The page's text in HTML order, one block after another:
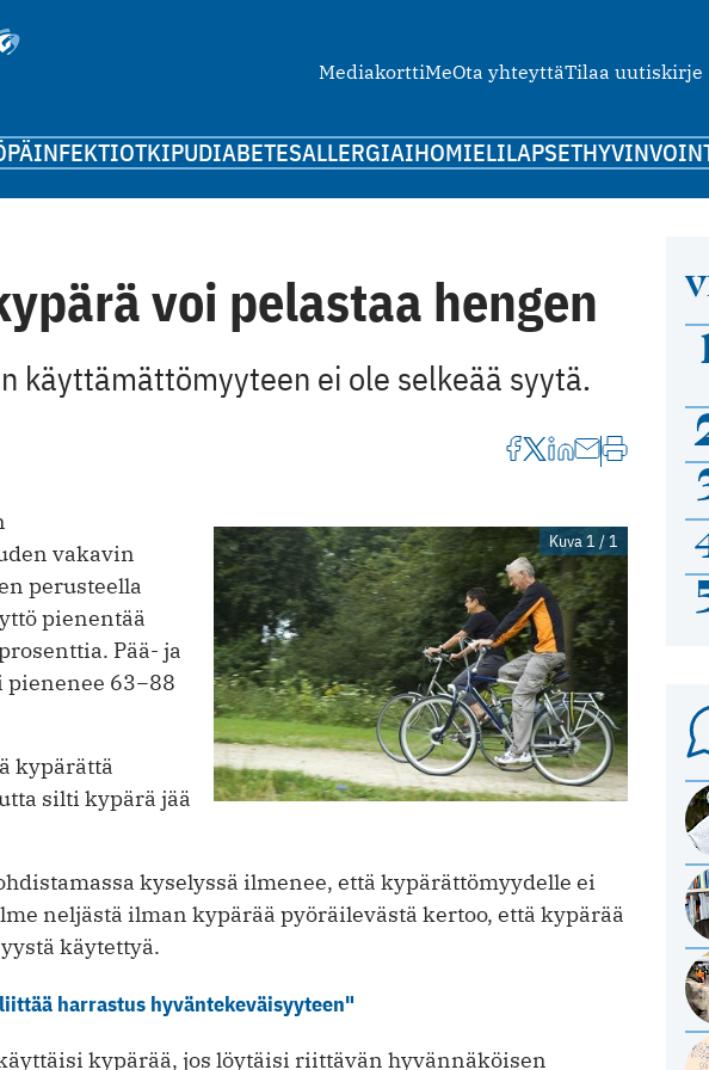
MediakorttiMeOta yhteyttäTilaa uutiskirje
INFEKTIOTKIPUDIABETESALLERGIAIHOMIELILAPSET
voi pelastaa hengen
käyttämättömyyteen ei ole selkeää syytä.
Kuva 1 / 1
vakavin
perusteella
pienentää
Pää- ja
63−88
kypärättä
silti kypärä jää
kyselyssä ilmenee, että kypärättömyydelle ei
neljästä ilman kypärää pyöräilevästä kertoo, että kypärää
käytettyä.
harrastus hyväntekeväisyyteen"
kypärää, jos löytäisi riittävän hyvännäköisen